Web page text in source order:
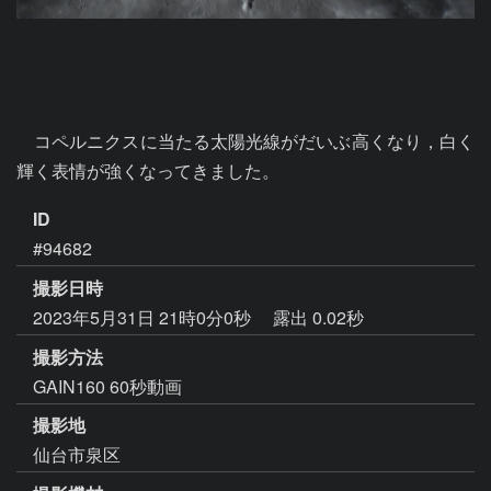
コペルニクスに当たる太陽光線がだいぶ高くなり，白く
輝く表情が強くなってきました。
ID
#94682
撮影日時
2023年5月31日 21時0分0秒
露出 0.02秒
撮影方法
GAIN160 60秒動画
撮影地
仙台市泉区